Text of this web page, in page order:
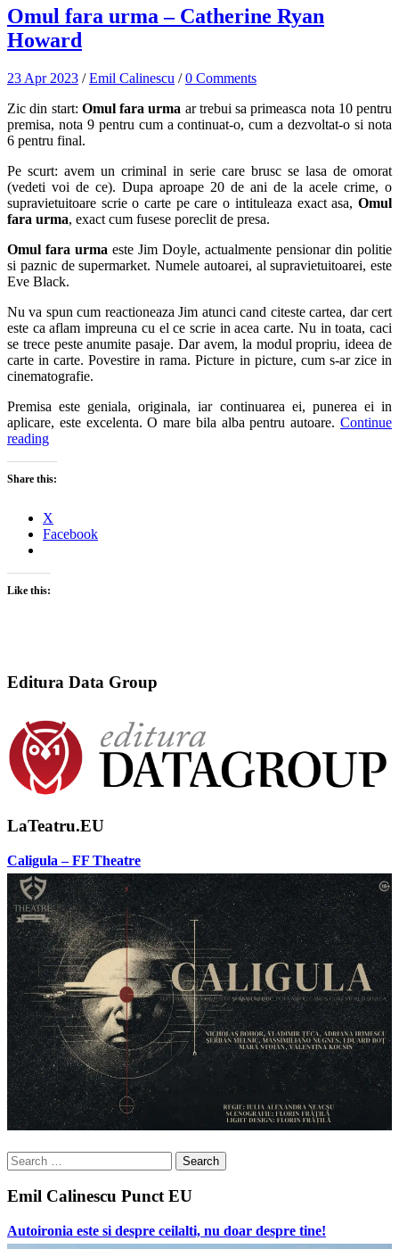
Omul fara urma – Catherine Ryan
Howard
23 Apr 2023 /Emil Calinescu /0 Comments
Zic din start: Omul fara urma ar trebui sa primeasca nota 10 pentru
premisa, nota 9 pentru cum a continuat-o, cum a dezvoltat-o si nota
6 pentru final.
Pe scurt: avem un criminal in serie care brusc se lasa de omorat
(vedeti voi de ce). Dupa aproape 20 de ani de la acele crime, o
supravietuitoare scrie o carte pe care o intituleaza exact asa, Omul
fara urma, exact cum fusese poreclit de presa.
Omul fara urma este Jim Doyle, actualmente pensionar din politie
si paznic de supermarket. Numele autoarei, al supravietuitoarei, este
Eve Black.
Nu va spun cum reactioneaza Jim atunci cand citeste cartea, dar cert
este ca aflam impreuna cu el ce scrie in acea carte. Nu in toata, caci
se trece peste anumite pasaje. Dar avem, la modul propriu, ideea de
carte in carte. Povestire in rama. Picture in picture, cum s-ar zice in
cinematografie.
Premisa este geniala, originala, iar continuarea ei, punerea ei in
aplicare, este excelenta. O mare bila alba pentru autoare. Continue
reading
Share this:
X
Facebook
Like this:
Editura Data Group
LaTeatru.EU
Caligula – FF Theatre
Search
for:
Emil Calinescu Punct EU
Autoironia este si despre ceilalti, nu doar despre tine!